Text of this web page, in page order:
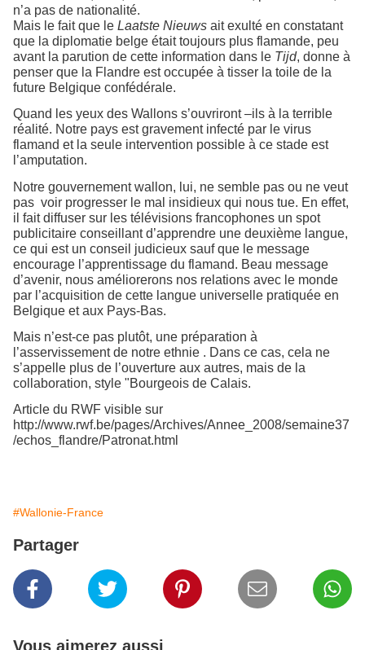
n’a pas de nationalité.
Mais le fait que le Laatste Nieuws ait exulté en constatant
que la diplomatie belge était toujours plus flamande, peu
avant la parution de cette information dans le Tijd, donne à
penser que la Flandre est occupée à tisser la toile de la
future Belgique confédérale.
Quand les yeux des Wallons s’ouvriront –ils à la terrible
réalité. Notre pays est gravement infecté par le virus
flamand et la seule intervention possible à ce stade est
l’amputation.
Notre gouvernement wallon, lui, ne semble pas ou ne veut
pas voir progresser le mal insidieux qui nous tue. En effet,
il fait diffuser sur les télévisions francophones un spot
publicitaire conseillant d’apprendre une deuxième langue,
ce qui est un conseil judicieux sauf que le message
encourage l’apprentissage du flamand. Beau message
d’avenir, nous améliorerons nos relations avec le monde
par l’acquisition de cette langue universelle pratiquée en
Belgique et aux Pays-Bas.
Mais n’est-ce pas plutôt, une préparation à
l’asservissement de notre ethnie . Dans ce cas, cela ne
s’appelle plus de l’ouverture aux autres, mais de la
collaboration, style "Bourgeois de Calais.
Article du RWF visible sur
http://www.rwf.be/pages/Archives/Annee_2008/semaine37
/echos_flandre/Patronat.html
#Wallonie-France
Partager
Vous aimerez aussi